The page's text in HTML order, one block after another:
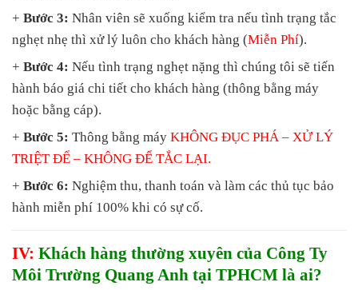
+ Bước 3: Nhân viên sẽ xuống kiểm tra nếu tình trạng tắc
nghẹt nhẹ thì xử lý luôn cho khách hàng (Miễn Phí).
+ Bước 4: Nếu tình trạng nghẹt nặng thì chúng tôi sẽ tiến
hành báo giá chi tiết cho khách hàng (thông bằng máy
hoặc bằng cáp).
+ Bước 5: Thông bằng máy KHÔNG ĐỤC PHÁ – XỬ LÝ
TRIỆT ĐỂ – KHÔNG ĐỂ TẮC LẠI.
+ Bước 6: Nghiệm thu, thanh toán và làm các thủ tục bảo
hành miễn phí 100% khi có sự cố.
IV: Khách hàng thường xuyên của Công Ty
Môi Trường Quang Anh tại TPHCM là ai?